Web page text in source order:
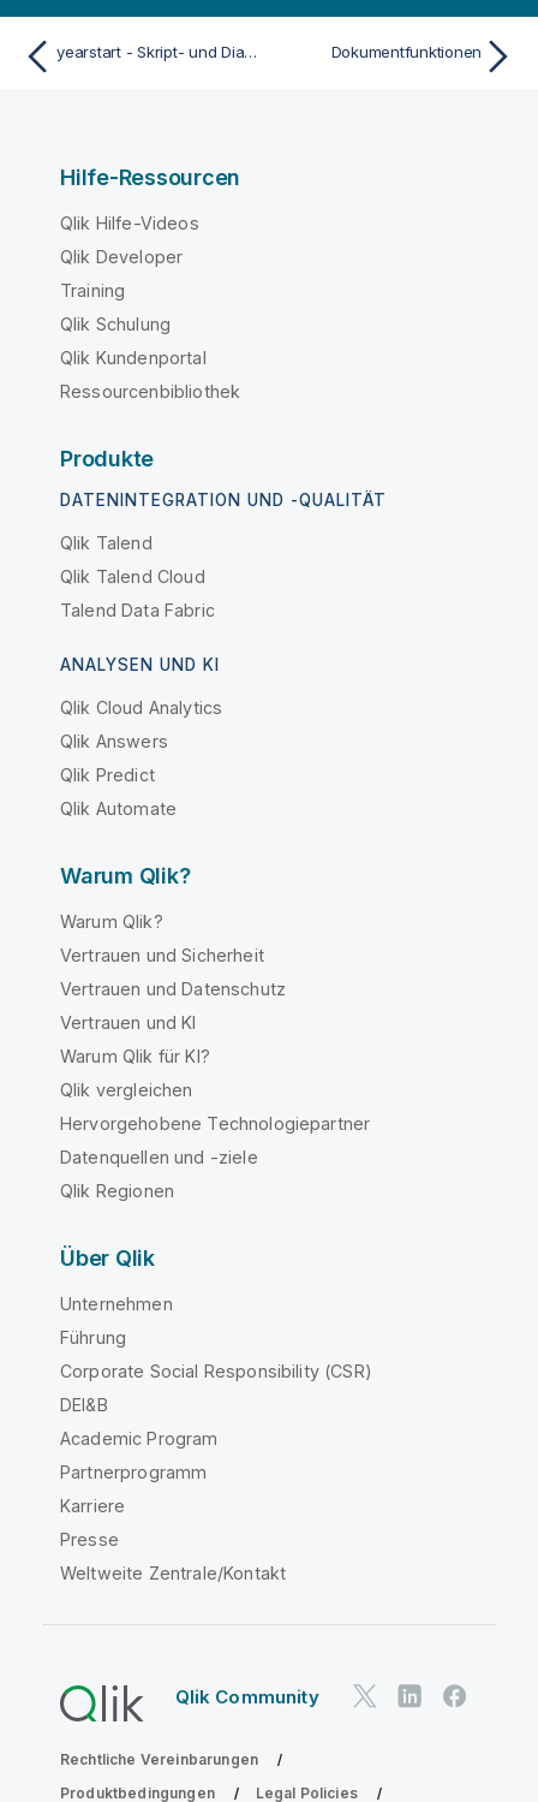
yearstart - Skript- und Diagrammfunktion Dokumentfunktionen
Hilfe-Ressourcen
Qlik Hilfe-Videos
Qlik Developer
Training
Qlik Schulung
Qlik Kundenportal
Ressourcenbibliothek
Produkte
DATENINTEGRATION UND -QUALITÄT
Qlik Talend
Qlik Talend Cloud
Talend Data Fabric
ANALYSEN UND KI
Qlik Cloud Analytics
Qlik Answers
Qlik Predict
Qlik Automate
Warum Qlik?
Warum Qlik?
Vertrauen und Sicherheit
Vertrauen und Datenschutz
Vertrauen und KI
Warum Qlik für KI?
Qlik vergleichen
Hervorgehobene Technologiepartner
Datenquellen und -ziele
Qlik Regionen
Über Qlik
Unternehmen
Führung
Corporate Social Responsibility (CSR)
DEI&B
Academic Program
Partnerprogramm
Karriere
Presse
Weltweite Zentrale/Kontakt
Qlik Community
Rechtliche Vereinbarungen
Produktbedingungen
Legal Policies